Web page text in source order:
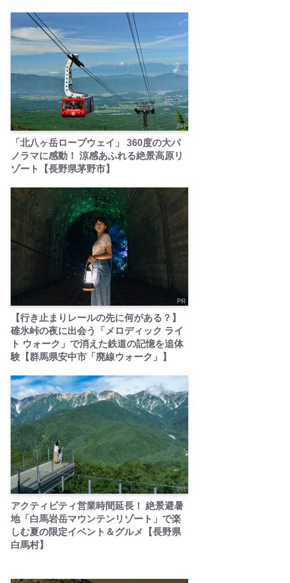
PR
「北八ヶ岳ロープウェイ」 360度の大パ
ノラマに感動！ 涼感あふれる絶景高原リ
ゾート【長野県茅野市】
PR
【行き止まりレールの先に何がある？】
碓氷峠の夜に出会う「メロディック ライ
ト ウォーク」で消えた鉄道の記憶を追体
験【群馬県安中市「廃線ウォーク」】
PR
アクティビティ営業時間延長！ 絶景避暑
地「白馬岩岳マウンテンリゾート」で楽
しむ夏の限定イベント＆グルメ【長野県
白馬村】